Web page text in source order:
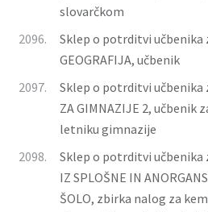
slovarčkom
2096.
Sklep o potrditvi učbenika
GEOGRAFIJA, učbenik
2097.
Sklep o potrditvi učbenika
ZA GIMNAZIJE 2, učbenik
letniku gimnazije
2098.
Sklep o potrditvi učbenika
IZ SPLOŠNE IN
ŠOLO, zbirka nalog za